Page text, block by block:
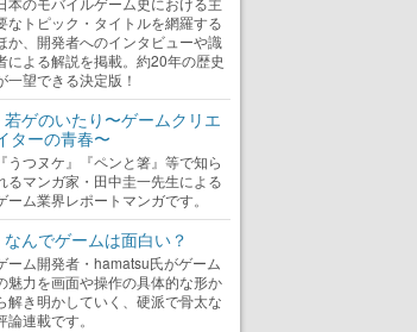
なトピック・タイトルを網羅する
か、開発者へのインタビューや識
による解説を掲載。約20年の歴史
一望できる決定版！
若ゲのいたり〜ゲームクリエ
ターの青春〜
『うつヌケ』『ペンと箸』等で知ら
るマンガ家・田中圭一先生による
ーム業界レポートマンガです。
なんでゲームは面白い？
ーム開発者・hamatsu氏がゲーム
魅力を画面や操作の具体的な形か
解き明かしていく、硬派で骨太な
論連載です。